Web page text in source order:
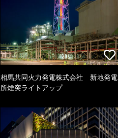
相馬共同火力発電株式会社 新地発電
所煙突ライトアップ